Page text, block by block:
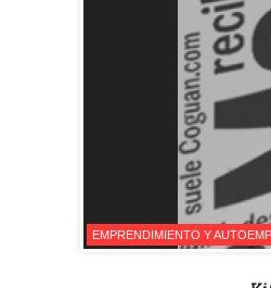
EMPRENDIMIENTO Y